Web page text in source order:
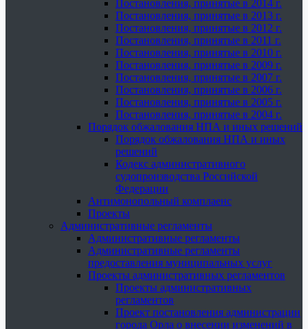
Постановления, принятые в 2014 г.
Постановления, принятые в 2013 г.
Постановления, принятые в 2012 г.
Постановления, принятые в 2011 г.
Постановления, принятые в 2010 г.
Постановления, принятые в 2009 г.
Постановления, принятые в 2007 г.
Постановления, принятые в 2006 г.
Постановления, принятые в 2005 г.
Постановления, принятые в 2004 г.
Порядок обжалования НПА и иных решений
Порядок обжалования НПА и иных
решений
Кодекс административного
судопроизводства Российской
Федерации
Антимонопольный комплаенс
Проекты
Административные регламенты
Административные регламенты
Административные регламенты
предоставления муниципальных услуг
Проекты административных регламентов
Проекты административных
регламентов
Проект постановления администрации
города Орла о внесении изменений в